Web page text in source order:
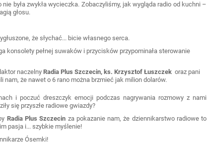
nie była zwykła wycieczka. Zobaczyliśmy, jak wygląda radio od kuchni –
głosu.
że słychać... bicie własnego serca.
konsolety pełnej suwaków i przycisków przypominała sterowanie
naczelnyRadia Plus Szczecin, ks. Krzysztof Łuszczek oraz pani
nam, że nawet o 6 rano można brzmieć jak milion dolarów.
i poczuć dreszczyk emocji podczas nagrywania rozmowy z nami
się przyszłe radiowe gwiazdy?
Radia Plus Szczecin za pokazanie nam, że dziennikarstwo radiowe to
pasja i... szybkie myślenie!
Ósemki!